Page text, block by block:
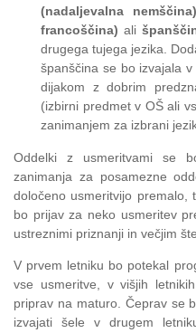
(nadaljevalna
francoščina) ali
drugega tujega jezika.
španščina se bo izvajala
dijakom z dobrim
(izbirni predmet v OŠ ali
zanimanjem za izbrani
Oddelki z usmeritvami se
zanimanja za posamezne
določeno usmeritvijo
bo prijav za neko usmeritev
ustreznimi priznanji in večjim
V prvem letniku bo potekal
vse usmeritve, v višjih
priprav na maturo. Čeprav se
izvajati šele v drugem